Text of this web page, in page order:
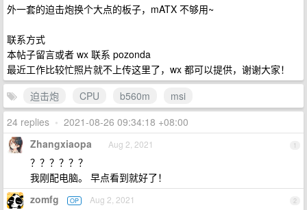
外一套的迫击炮换个大点的板子，mATX 不够用~
联系方式
本帖子留言或者 wx 联系 pozonda
最近工作比较忙照片就不上传这里了，wx 都可以提供，谢谢大家！
迫击炮
CPU b560m
msi
24 replies • 2021-08-26 09:34:18 +08:00
1
Zhangxiaopa Aug 2, 2021
？？？？？？
我刚配电脑。 早点看到就好了！
2
zomfg OP Aug 2, 2021